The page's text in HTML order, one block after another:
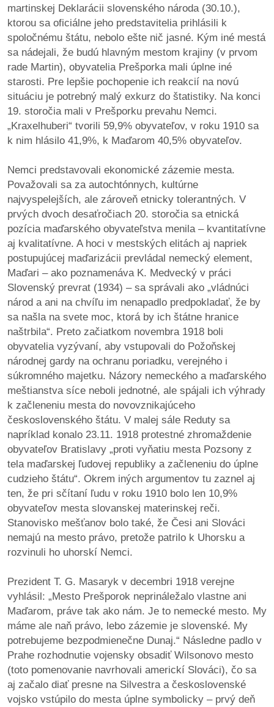
podporte
autorské
kontaktujte
reklama
martinskej Deklarácii slovenského národa (30.10.),
ktorou sa oficiálne jeho predstavitelia prihlásili k
spoločnému štátu, nebolo ešte nič jasné. Kým iné mestá
sa nádejali, že budú hlavným mestom krajiny (v prvom
rade Martin), obyvatelia Prešporka mali úplne iné
starosti. Pre lepšie pochopenie ich reakcií na novú
situáciu je potrebný malý exkurz do štatistiky. Na konci
19. storočia mali v Prešporku prevahu Nemci.
„Kraxelhuberi“ tvorili 59,9% obyvateľov, v roku 1910 sa
k nim hlásilo 41,9%, k Maďarom 40,5% obyvateľov.
Nemci predstavovali ekonomické zázemie mesta.
Považovali sa za autochtónnych, kultúrne
najvyspelejších, ale zároveň etnicky tolerantných. V
prvých dvoch desaťročiach 20. storočia sa etnická
pozícia maďarského obyvateľstva menila – kvantitatívne
aj kvalitatívne. A hoci v mestských elitách aj napriek
postupujúcej maďarizácii prevládal nemecký element,
Maďari – ako poznamenáva K. Medvecký v práci
Slovenský prevrat (1934) – sa správali ako „vládnúci
národ a ani na chvíľu im nenapadlo predpokladať, že by
sa našla na svete moc, ktorá by ich štátne hranice
naštrbila“. Preto začiatkom novembra 1918 boli
obyvatelia vyzývaní, aby vstupovali do Požoňskej
národnej gardy na ochranu poriadku, verejného i
súkromného majetku. Názory nemeckého a maďarského
meštianstva síce neboli jednotné, ale spájali ich výhrady
k začleneniu mesta do novovznikajúceho
československého štátu. V malej sále Reduty sa
napríklad konalo 23.11. 1918 protestné zhromaždenie
obyvateľov Bratislavy „proti vyňatiu mesta Pozsony z
tela maďarskej ľudovej republiky a začleneniu do úplne
cudzieho štátu“. Okrem iných argumentov tu zaznel aj
ten, že pri sčítaní ľudu v roku 1910 bolo len 10,9%
obyvateľov mesta slovanskej materinskej reči.
Stanovisko mešťanov bolo také, že Česi ani Slováci
nemajú na mesto právo, pretože patrilo k Uhorsku a
rozvinuli ho uhorskí Nemci.
Prezident T. G. Masaryk v decembri 1918 verejne
vyhlásil: „Mesto Prešporok neprináležalo vlastne ani
Maďarom, práve tak ako nám. Je to nemecké mesto. My
máme ale naň právo, lebo zázemie je slovenské. My
potrebujeme bezpodmienečne Dunaj.“ Následne padlo v
Prahe rozhodnutie vojensky obsadiť Wilsonovo mesto
(toto pomenovanie navrhovali americkí Slováci), čo sa
aj začalo diať presne na Silvestra a československé
vojsko vstúpilo do mesta úplne symbolicky – prvý deň